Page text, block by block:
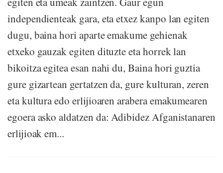
independienteak gara, eta etxez kanpo lan egiten
dugu, baina hori aparte emakume gehienak
etxeko gauzak egiten dituzte eta horrek lan
bikoitza egitea esan nahi du, Baina hori guztia
gure gizartean gertatzen da, gure kulturan, zeren
eta kultura edo erlijioaren arabera emakumearen
egoera asko aldatzen da: Adibidez Afganistanaren
erlijioak em...